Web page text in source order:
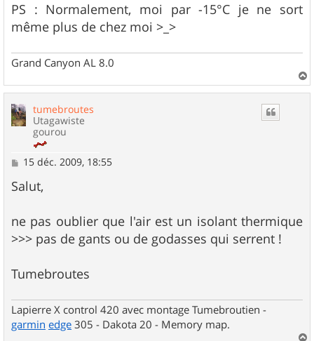
PS : Normalement, moi par -15°C je ne sort
même plus de chez moi >_>
Grand Canyon AL 8.0
a
tumebroutes
Utagawiste
gourou
M
s
s
g
e
15 déc. 2009, 18:55
Salut,
ne pas oublier que l'air est un isolant thermique
>>> pas de gants ou de godasses qui serrent !
Tumebroutes
Lapierre X control 420 avec montage Tumebroutien -
garmin edge 305 - Dakota 20 - Memory map.